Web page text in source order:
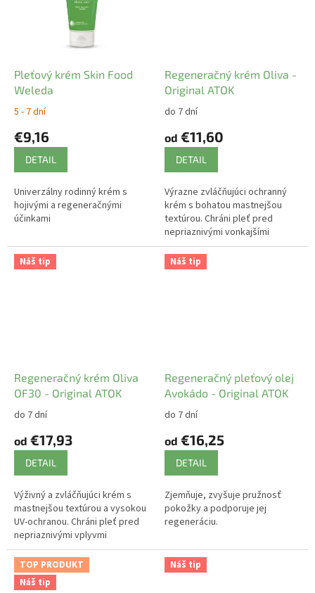
Pleťový krém Skin Food
Weleda
5 - 7 dní
€9,16
DETAIL
Univerzálny rodinný krém s
hojivými a regeneračnými
účinkami
Regeneračný krém Oliva -
Original ATOK
do 7 dní
od €11,60
DETAIL
Výrazne zvláčňujúci ochranný
krém s bohatou mastnejšou
textúrou. Chráni pleť pred
nepriaznivými vonkajšími
vplyvmi ako mráz, zima a vietor.
Náš tip
Regeneračný krém Oliva
OF30 - Original ATOK
do 7 dní
od €17,93
DETAIL
Výživný a zvláčňujúci krém s
mastnejšou textúrou a vysokou
UV-ochranou. Chráni pleť pred
nepriaznivými vplyvmi
vonkajšieho prostredia,
harmonizuje pokožku.
Náš tip
Regeneračný pleťový olej
Avokádo - Original ATOK
do 7 dní
od €16,25
DETAIL
Zjemňuje, zvyšuje pružnosť
pokožky a podporuje jej
regeneráciu.
TOP PRODUKT
Náš tip
Náš tip